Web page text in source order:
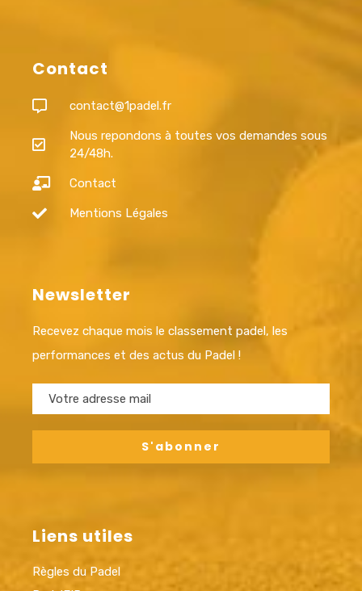
Contact
contact@1padel.fr
Nous repondons à toutes vos demandes sous
24/48h.
Contact
Mentions Légales
Newsletter
Recevez chaque mois le classement padel, les
performances et des actus du Padel !
Liens utiles
Règles du Padel